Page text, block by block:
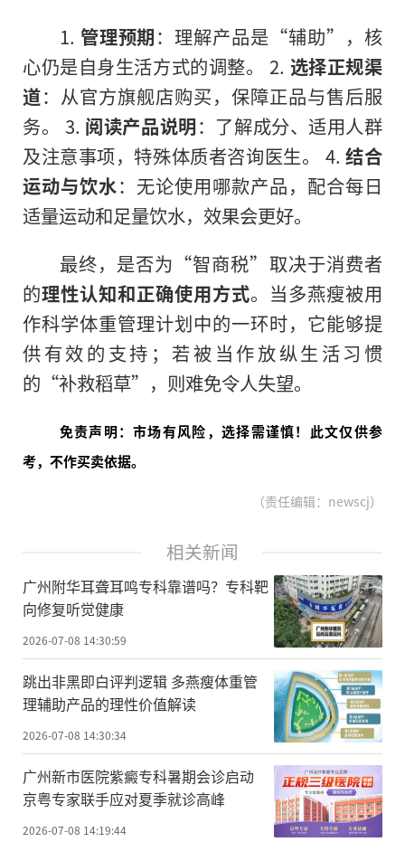
1. 管理预期：理解产品是“辅助”，核
心仍是自身生活方式的调整。 2. 选择正规渠
道：从官方旗舰店购买，保障正品与售后服
务。 3. 阅读产品说明：了解成分、适用人群
及注意事项，特殊体质者咨询医生。 4.结合
运动与饮水：无论使用哪款产品，配合每日
适量运动和足量饮水，效果会更好。
最终，是否为“智商税”取决于消费者
的理性认知和正确使用方式。当多燕瘦被用
作科学体重管理计划中的一环时，它能够提
供有效的支持；若被当作放纵生活习惯
的“补救稻草”，则难免令人失望。
免责声明：市场有风险，选择需谨慎！此文仅供参
考，不作买卖依据。
（责任编辑：newscj）
相关新闻
广州附华耳聋耳鸣专科靠谱吗？专科靶
向修复听觉健康
2026-07-08 14:30:59
跳出非黑即白评判逻辑 多燕瘦体重管
理辅助产品的理性价值解读
2026-07-08 14:30:34
广州新市医院紫癜专科暑期会诊启动
京粤专家联手应对夏季就诊高峰
2026-07-08 14:19:44